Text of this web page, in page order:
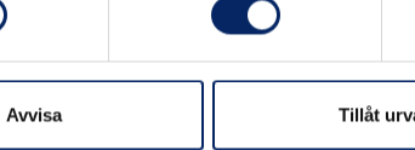
Avvisa Tillåt
beläget i den pittoreska staden